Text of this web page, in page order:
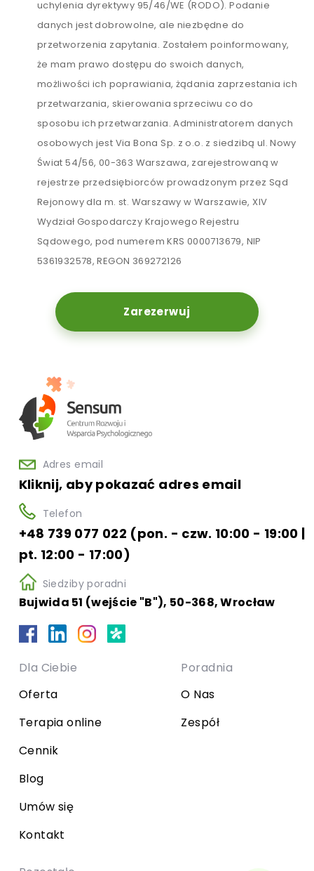
uchylenia dyrektywy 95/46/WE (RODO). Podanie
danych jest dobrowolne, ale niezbędne do
przetworzenia zapytania. Zostałem poinformowany,
że mam prawo dostępu do swoich danych,
możliwości ich poprawiania, żądania zaprzestania ich
przetwarzania, skierowania sprzeciwu co do
sposobu ich przetwarzania. Administratorem danych
osobowych jest Via Bona Sp. z o.o. z siedzibą ul. Nowy
Świat 54/56, 00-363 Warszawa, zarejestrowaną w
rejestrze przedsiębiorców prowadzonym przez Sąd
Rejonowy dla m. st. Warszawy w Warszawie, XIV
Wydział Gospodarczy Krajowego Rejestru
Sądowego, pod numerem KRS 0000713679, NIP
5361932578, REGON 369272126
Zarezerwuj
Adres email
Kliknij, aby pokazać adres email
Telefon
+48 739 077 022 (pon. - czw. 10:00 - 19:00 |
pt. 12:00 - 17:00)
Siedziby poradni
Bujwida 51 (wejście "B"), 50-368, Wrocław
Dla Ciebie
Oferta
Terapia online
Cennik
Blog
Umów się
Kontakt
Poradnia
O Nas
Zespół